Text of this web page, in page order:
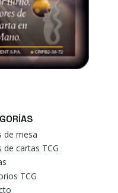
de mesa
de cartas TCG
TCG